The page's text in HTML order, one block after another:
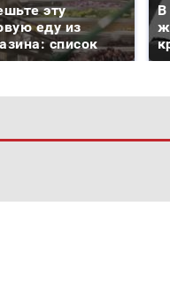
эту
еду из
список
В